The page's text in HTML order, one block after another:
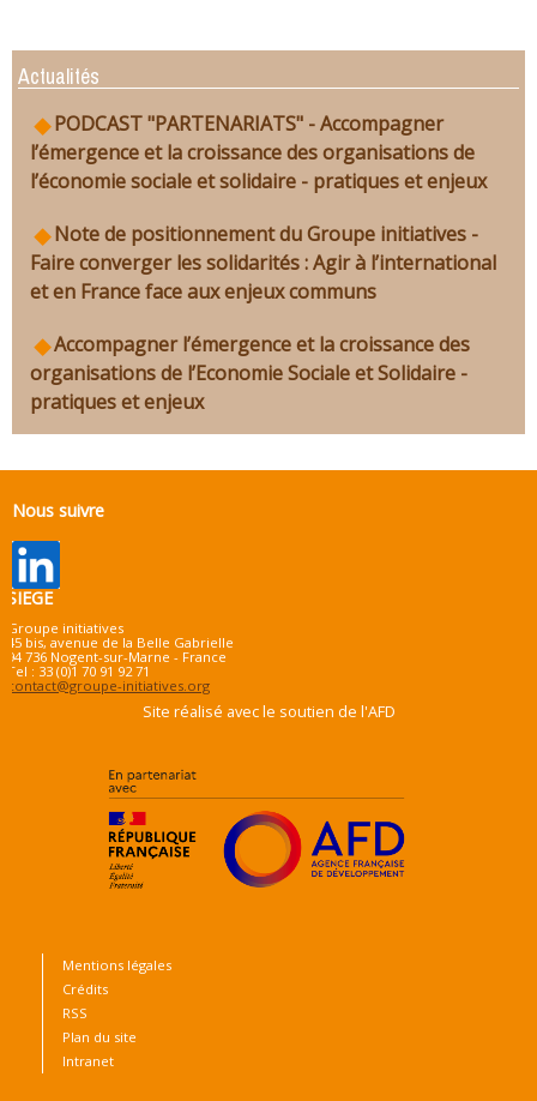
Actualités
PODCAST "PARTENARIATS" - Accompagner
l’émergence et la croissance des organisations de
l’économie sociale et solidaire - pratiques et enjeux
Note de positionnement du Groupe initiatives -
Faire converger les solidarités : Agir à l’international
et en France face aux enjeux communs
Accompagner l’émergence et la croissance des
organisations de l’Economie Sociale et Solidaire -
pratiques et enjeux
Nous suivre
SIEGE
Groupe initiatives
45 bis, avenue de la Belle Gabrielle
94 736 Nogent-sur-Marne - France
Tel : 33 (0)1 70 91 92 71
contact@groupe-initiatives.org
Site réalisé avec le soutien de l'AFD
Mentions légales
Crédits
RSS
Plan du site
Intranet